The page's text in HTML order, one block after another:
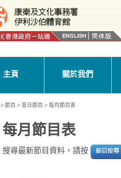
主頁 關於我們
> 節目 > 昔日節目 > 每月節目表
每月節目表
搜尋最新節目資料，請按